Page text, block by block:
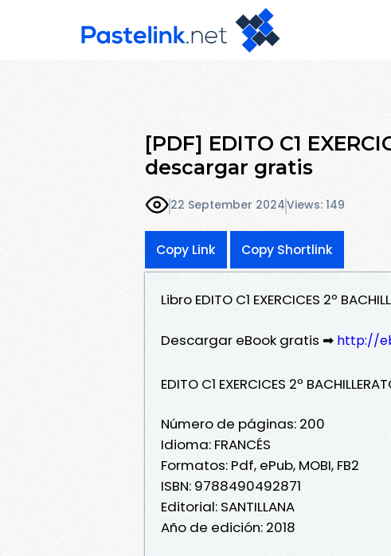
[PDF] EDITO C1
descargar gratis
22 September 2024Views: 149
Copy Link Copy Shortlink
Libro EDITO C1 EXERCICES 2º
Descargar eBook gratis ➡ http://
EDITO C1 EXERCICES 2º
Número de páginas: 200
Idioma: FRANCÉS
Formatos: Pdf, ePub, MOBI, FB2
ISBN: 9788490492871
Editorial: SANTILLANA
Año de edición: 2018